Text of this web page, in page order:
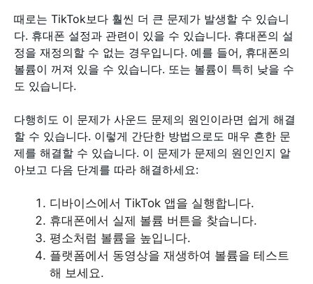
때로는 TikTok보다 훨씬 더 큰 문제가 발생할 수 있습니
다. 휴대폰 설정과 관련이 있을 수 있습니다. 휴대폰의 설
정을 재정의할 수 없는 경우입니다. 예를 들어, 휴대폰의
볼륨이 꺼져 있을 수 있습니다. 또는 볼륨이 특히 낮을 수
도 있습니다.
다행히도 이 문제가 사운드 문제의 원인이라면 쉽게 해결
할 수 있습니다. 이렇게 간단한 방법으로도 매우 흔한 문
제를 해결할 수 있습니다. 이 문제가 문제의 원인인지 알
아보고 다음 단계를 따라 해결하세요:
디바이스에서 TikTok 앱을 실행합니다.
휴대폰에서 실제 볼륨 버튼을 찾습니다.
평소처럼 볼륨을 높입니다.
플랫폼에서 동영상을 재생하여 볼륨을 테스트
해 보세요.